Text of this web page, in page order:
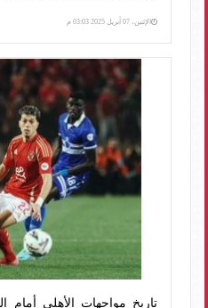
الإثنين، 07 أبريل 2025 03:03 م
تاريخ مواجهات الأهلي أمام